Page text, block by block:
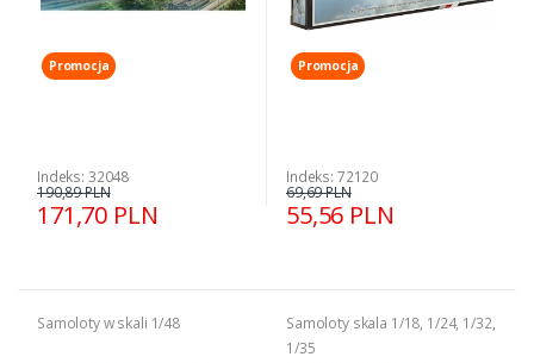
Promocja
Indeks: 32048
171,70 PLN
190,89 PLN
Promocja
Indeks: 72120
55,56 PLN
69,69 PLN
Samoloty w skali 1/48
Samoloty skala 1/18, 1/24, 1/32,
1/35